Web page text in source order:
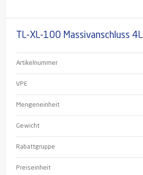
TL-XL-100 Massivanschluss
Artikelnummer
VPE
Mengeneinheit
Gewicht
Rabattgruppe
Preiseinheit